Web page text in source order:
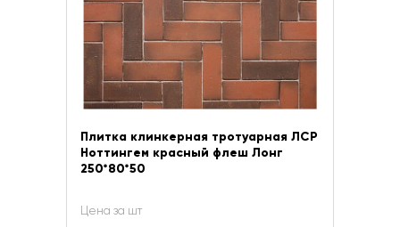
Плитка клинкерная тротуарная ЛСР
Ноттингем красный флеш Лонг
250*80*50
Цена за шт